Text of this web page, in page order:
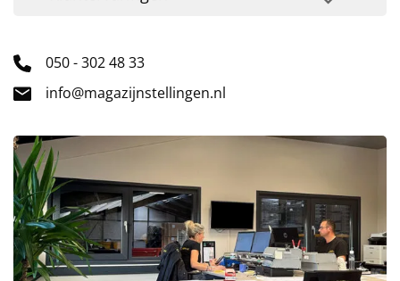
050 - 302 48 33
info@magazijnstellingen.nl